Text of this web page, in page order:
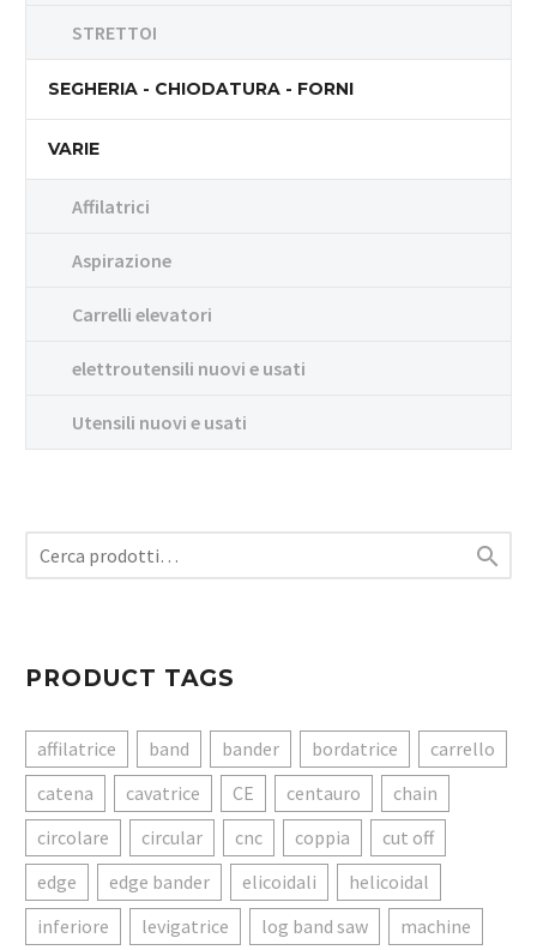
STRETTOI
SEGHERIA - CHIODATURA - FORNI
VARIE
Affilatrici
Aspirazione
Carrelli elevatori
elettroutensili nuovi e usati
Utensili nuovi e usati

PRODUCT TAGS
affilatrice band bander bordatrice
carrello
catena
cavatrice CE centauro
chain
circolare
circular cnc coppia
cut off
edge
edge bander elicoidali
helicoidal
inferiore
levigatrice log band saw
machine